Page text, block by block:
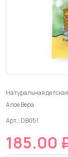
Натуральная
Алое Вера
Арт.: DB051
185.00